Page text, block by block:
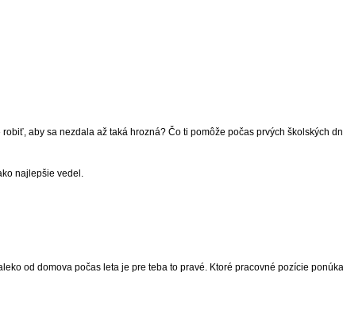
aby sa nezdala až taká hrozná? Čo ti pomôže počas prvých školských
najlepšie vedel.
od domova počas leta je pre teba to pravé. Ktoré pracovné pozície